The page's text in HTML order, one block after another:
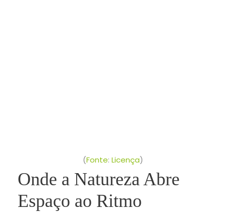
(Fonte: Licença)
Onde a Natureza Abre
Espaço ao Ritmo